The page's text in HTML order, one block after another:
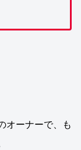
オーナーで、も